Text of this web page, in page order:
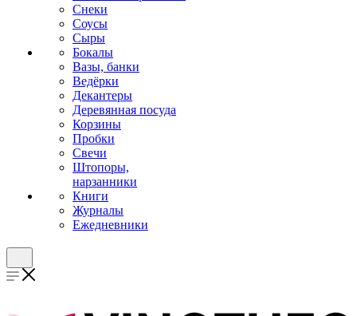
Снеки
Соусы
Сыры
Бокалы
Вазы, банки
Ведёрки
Декантеры
Деревянная посуда
Корзины
Пробки
Свечи
Штопоры,
нарзанники
Книги
Журналы
Ежедневники